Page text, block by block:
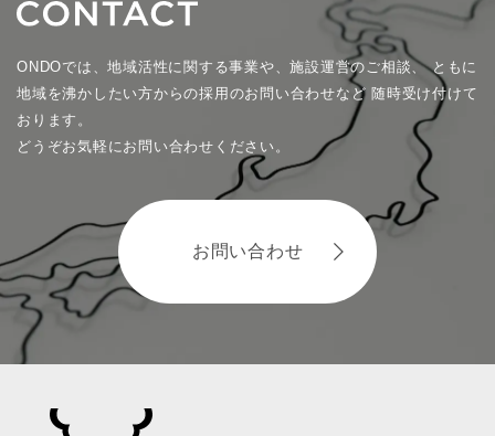
ONDOでは、地域活性に関する事業や、施設運営のご相談、ともに
地域を沸かしたい方からの採用のお問い合わせなど 随時受け付けて
おります。
どうぞお気軽にお問い合わせください。
お問い合わせ